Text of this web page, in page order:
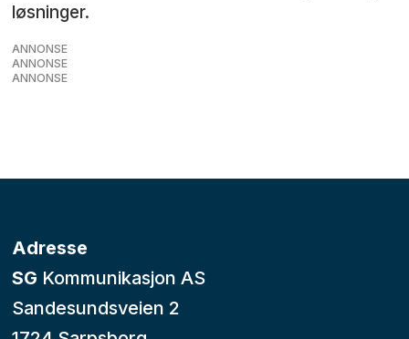
løsninger.
ANNONSE
ANNONSE
ANNONSE
Adresse
SG Kommunikasjon AS
Sandesundsveien 2